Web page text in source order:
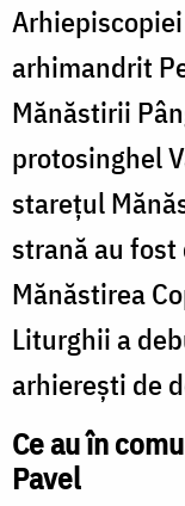
arhimandrit
Mănăstirii
protosinghel
stareţul
strană au
Mănăstirea
Liturghii a
arhiereşti de
Ce au în
Pavel